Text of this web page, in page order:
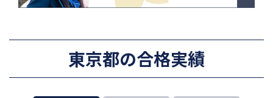
東京都の合格実績